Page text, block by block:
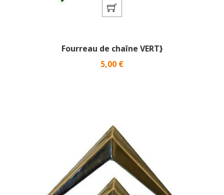
Fourreau de chaîne VERT}
Prix
5,00 €